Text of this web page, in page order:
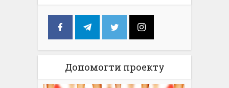
Допомогти проекту